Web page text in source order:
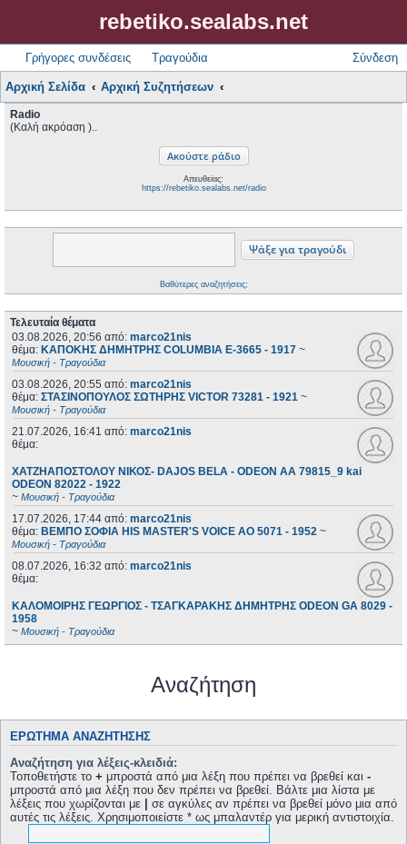
rebetiko.sealabs.net
Γρήγορες συνδέσεις Τραγούδια Σύνδεση
Αρχική Σελίδα Αρχική Συζητήσεων
Radio
(Καλή ακρόαση )..
Απευθείας:
https://rebetiko.sealabs.net/radio
Βαθύτερες αναζητήσεις;
Τελευταία θέματα
03.08.2026, 20:56 από: marco21nis
θέμα: ΚΑΠΟΚΗΣ ΔΗΜΗΤΡΗΣ COLUMBIA E-3665 - 1917 ~
Μουσική - Τραγούδια
03.08.2026, 20:55 από: marco21nis
θέμα: ΣΤΑΣΙΝΟΠΟΥΛΟΣ ΣΩΤΗΡΗΣ VICTOR 73281 - 1921 ~
Μουσική - Τραγούδια
21.07.2026, 16:41 από: marco21nis
θέμα:
ΧΑΤΖΗΑΠΟΣΤΟΛΟΥ ΝΙΚΟΣ- DAJOS BELA - ODEON AA 79815_9 kai
ODEON 82022 - 1922
~ Μουσική - Τραγούδια
17.07.2026, 17:44 από: marco21nis
θέμα: ΒΕΜΠΟ ΣΟΦΙΑ HIS MASTER'S VOICE AO 5071 - 1952 ~
Μουσική - Τραγούδια
08.07.2026, 16:32 από: marco21nis
θέμα:
ΚΑΛΟΜΟΙΡΗΣ ΓΕΩΡΓΙΟΣ - ΤΣΑΓΚΑΡΑΚΗΣ ΔΗΜΗΤΡΗΣ ODEON GA 8029 -
1958
~ Μουσική - Τραγούδια
Αναζήτηση
ΕΡΏΤΗΜΑ ΑΝΑΖΉΤΗΣΗΣ
Αναζήτηση για λέξεις-κλειδιά:
Τοποθετήστε το + μπροστά από μια λέξη που πρέπει να βρεθεί και -
μπροστά από μια λέξη που δεν πρέπει να βρεθεί. Βάλτε μια λίστα με
λέξεις που χωρίζονται με | σε αγκύλες αν πρέπει να βρεθεί μόνο μια από
αυτές τις λέξεις. Χρησιμοποιείστε * ως μπαλαντέρ για μερική αντιστοιχία.